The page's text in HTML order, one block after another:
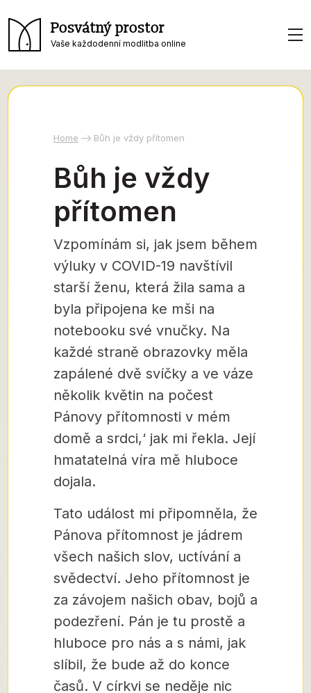
Posvátný prostor
Vaše každodenní modlitba online
Home Bůh je vždy přítomen
Bůh je vždy
přítomen
Vzpomínám si, jak jsem během
výluky v COVID-19 navštívil
starší ženu, která žila sama a
byla připojena ke mši na
notebooku své vnučky. Na
každé straně obrazovky měla
zapálené dvě svíčky a ve váze
několik květin na počest
Pánovy přítomnosti v mém
domě a srdci,‘ jak mi řekla. Její
hmatatelná víra mě hluboce
dojala.
Tato událost mi připomněla, že
Pánova přítomnost je jádrem
všech našich slov, uctívání a
svědectví. Jeho přítomnost je
za závojem našich obav, bojů a
podezření. Pán je tu prostě a
hluboce pro nás a s námi, jak
slíbil, že bude až do konce
časů. V církvi se neděje nic